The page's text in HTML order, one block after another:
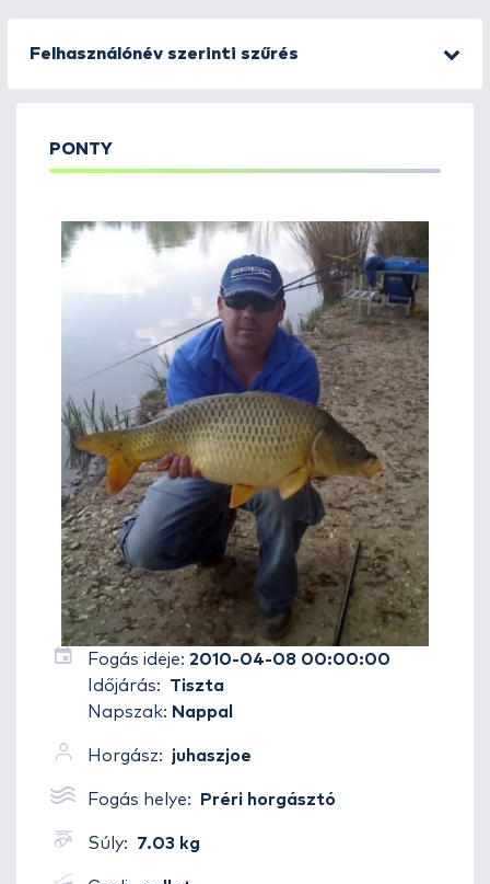
Felhasználónév szerinti szűrés
PONTY
Fogás ideje: 2010-04-08 00:00:00
Időjárás:
Tiszta
Napszak: Nappal
Horgász: juhaszjoe
Fogás helye: Préri horgásztó
Súly: 7.03 kg